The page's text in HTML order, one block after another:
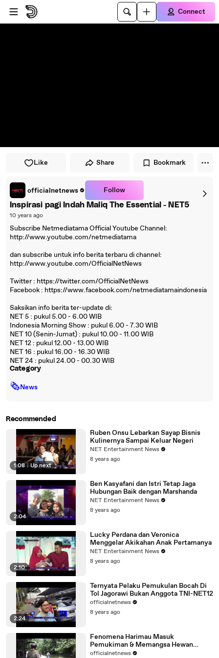
Skip to player
Skip to main content
Connect
Like Share Bookmark
officialnetnews Follow
Inspirasi pagi Indah Maliq The Essential - NET5
10 years ago
Subscribe Netmediatama Official Youtube Channel:
http://www.youtube.com/netmediatama
dan subscribe untuk info berita terbaru di channel:
http://www.youtube.com/OfficialNetNews
Twitter : https://twitter.com/OfficialNetNews
Facebook : https://www.facebook.com/netmediatamaindonesia
Saksikan info berita ter-update di:
NET 5 : pukul 5.00 - 6.00 WIB
Indonesia Morning Show : pukul 6.00 - 7.30 WIB
NET 10 (Senin-Jumat) : pukul 10.00 - 11.00 WIB
NET 12 : pukul 12.00 - 13.00 WIB
NET 16 : pukul 16.00 - 16.30 WIB
NET 24 : pukul 24.00 - 00.30 WIB
Category
🗞News
Recommended
1:08 | Up next
Ruben Onsu Lebarkan Sayap Bisnis
Kulinernya Sampai Keluar Negeri
NET Entertainment News
8 years ago
2:04
Ben Kasyafani dan Istri Tetap Jaga
Hubungan Baik dengan Marshanda
NET Entertainment News
8 years ago
2:10
Lucky Perdana dan Veronica
Menggelar Akikahan Anak Pertamanya
NET Entertainment News
8 years ago
2:24
Ternyata Pelaku Pemukulan Bocah Di
Tol Jagorawi Bukan Anggota TNI-NET12
officialnetnews
8 years ago
Fenomena Harimau Masuk
Pemukiman & Memangsa Hewan
Ternak-NET12
officialnetnews